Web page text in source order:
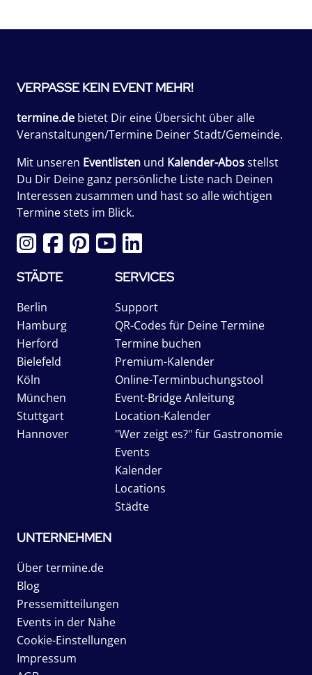
VERPASSE KEIN EVENT MEHR!
termine.de bietet Dir eine Übersicht über alle
Veranstaltungen/Termine Deiner Stadt/Gemeinde.
Mit unseren Eventlisten und Kalender-Abosstellst
Du Dir Deine ganz persönliche Liste nach Deinen
Interessen zusammen und hast so alle wichtigen
Termine stets im Blick.
STÄDTE
Berlin
Hamburg
Herford
Bielefeld
Köln
München
Stuttgart
Hannover
SERVICES
Support
QR-Codes für Deine Termine
Termine buchen
Premium-Kalender
Online-Terminbuchungstool
Event-Bridge Anleitung
Location-Kalender
"Wer zeigt es?" für Gastronomie
Events
Kalender
Locations
Städte
UNTERNEHMEN
Über termine.de
Blog
Pressemitteilungen
Events in der Nähe
Cookie-Einstellungen
Impressum